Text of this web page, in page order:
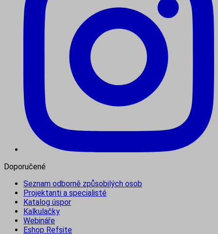
Doporučené
Seznam odborně způsobilých osob
Projektanti a specialisté
Katalog úspor
Kalkulačky
Webináře
Eshop Refsite